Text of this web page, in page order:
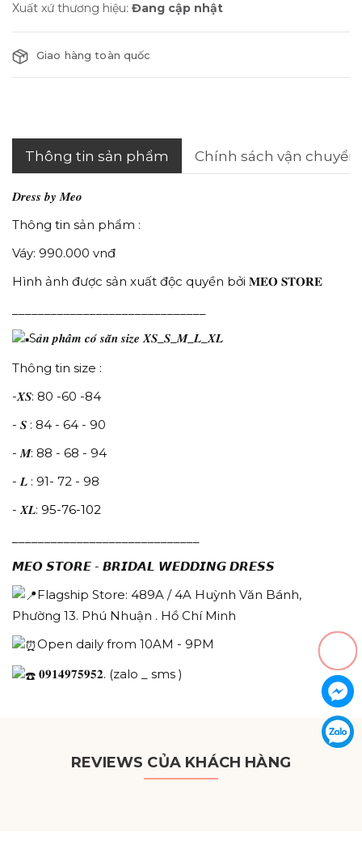
Xuất xứ thương hiệu: Đang cập nhật
Giao hàng toàn quốc
Thông tin sản phẩm Chính sách vận chuyển
𝑫𝒓𝒆𝒔𝒔 𝒃𝒚 𝑴𝒆𝒐
Thông tin sản phẩm :
Váy: 990.000 vnđ
Hình ảnh được sản xuất độc quyền bởi 𝐌𝐄𝐎 𝐒𝐓𝐎𝐑𝐄
S𝒂̉𝒏 𝒑𝒉𝒂̂̉𝒎 𝒄𝒐́ 𝒔𝒂̆̃𝒏 𝒔𝒊𝒛𝒆 𝑿𝑺_𝑺_𝑴_𝑳_𝑿𝑳
Thông tin size :
-𝑿𝑺: 80 -60 -84
- 𝑺 : 84 - 64 - 90
- 𝑴: 88 - 68 - 94
- 𝑳 : 91- 72 - 98
- 𝑿𝑳: 95-76-102
𝙈𝙀𝙊 𝙎𝙏𝙊𝙍𝙀 - 𝘽𝙍𝙄𝘿𝘼𝙇 𝙒𝙀𝘿𝘿𝙄𝙉𝙂 𝘿𝙍𝙀𝙎𝙎
Flagship Store: 489A / 4A Huỳnh Văn Bánh,
Phường 13. Phú Nhuận . Hồ Chí Minh
Open daily from 10AM - 9PM
𝟎𝟗𝟏𝟒𝟗𝟕𝟓𝟗𝟓𝟐. (zalo _ sms )
REVIEWS CỦA KHÁCH HÀNG